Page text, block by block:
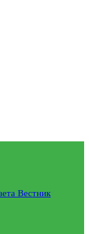
Вестник